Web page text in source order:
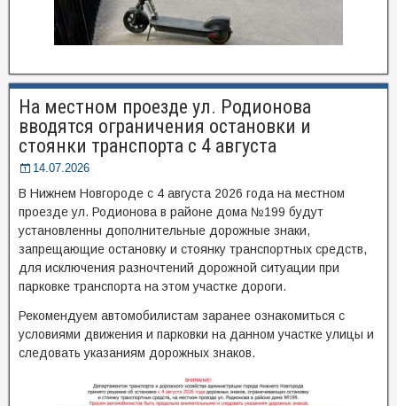
На местном проезде ул. Родионова
вводятся ограничения остановки и
стоянки транспорта с 4 августа
14.07.2026
В Нижнем Новгороде с 4 августа 2026 года на местном
проезде ул. Родионова в районе дома №199 будут
установленны дополнительные дорожные знаки,
запрещающие остановку и стоянку транспортных средств,
для исключения разночтений дорожной ситуации при
парковке транспорта на этом участке дороги.
Рекомендуем автомобилистам заранее ознакомиться с
условиями движения и парковки на данном участке улицы и
следовать указаниям дорожных знаков.